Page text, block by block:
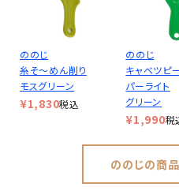
ののじ
糸そ～めん削り
モスグリーン
¥1,830税込
ののじ
キャベツピ
パーライト
グリーン
¥1,990税
ののじの商